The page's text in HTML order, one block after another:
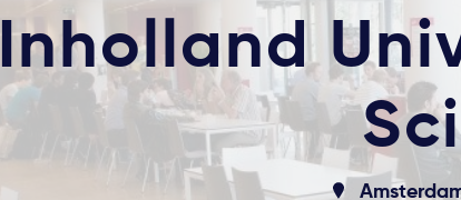
Inholland